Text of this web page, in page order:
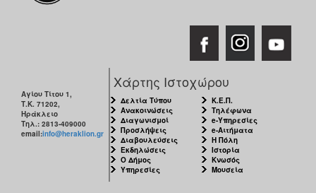
Αγίου Τίτου 1,
Τ.Κ. 71202,
Ηράκλειο
Τηλ.: 2813-409000
email:info@heraklion.gr
Χάρτης Ιστοχώρου
Δελτία Τύπου
Ανακοινώσεις
Διαγωνισμοί
Προσλήψεις
Διαβουλεύσεις
Εκδηλώσεις
Ο Δήμος
Υπηρεσίες
Κ.Ε.Π.
Τηλέφωνα
e-Υπηρεσίες
e-Αιτήματα
Η Πόλη
Ιστορία
Κνωσός
Μουσεία